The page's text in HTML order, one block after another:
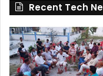
Recent Tech